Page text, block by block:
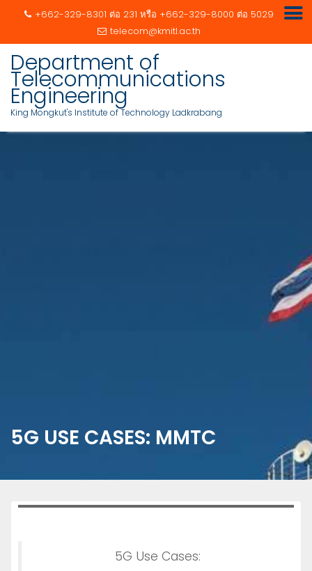
+662-329-8301 ต่อ 231 หรือ +662-329-8000 ต่อ 5029
telecom@kmitl.ac.th
Department of
Telecommunications
Engineering
King Mongkut's Institute of Technology Ladkrabang
5G USE CASES: MMTC
5G Use Cases: